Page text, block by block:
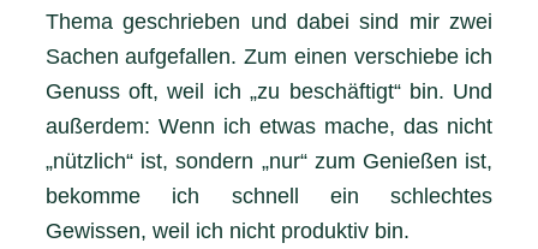
Thema geschrieben und dabei sind mir zwei
Sachen aufgefallen. Zum einen verschiebe ich
Genuss oft, weil ich „zu beschäftigt“ bin. Und
außerdem: Wenn ich etwas mache, das nicht
„nützlich“ ist, sondern „nur“ zum Genießen ist,
bekomme ich schnell ein schlechtes
Gewissen, weil ich nicht produktiv bin.